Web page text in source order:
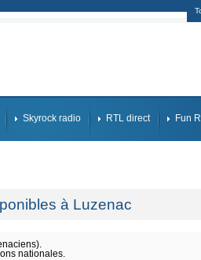
Skyrock radio RTL direct Fun
à Luzenac
nationales.